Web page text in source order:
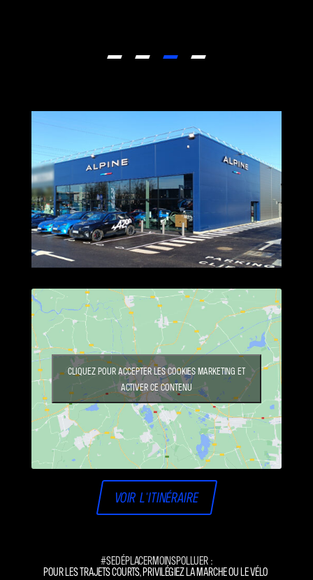
Cliquez pour accepter les cookies marketing et
activer ce contenu
Voir l'itinéraire
#SeDéplacerMoinsPolluer :
Pour les trajets courts, privilégiez la marche o